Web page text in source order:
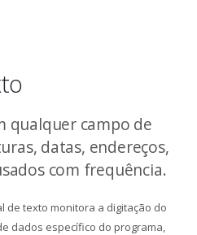
qualquer campo de
datas, endereços,
​​com frequência.
de texto monitora a digitação do
dados específico do programa,